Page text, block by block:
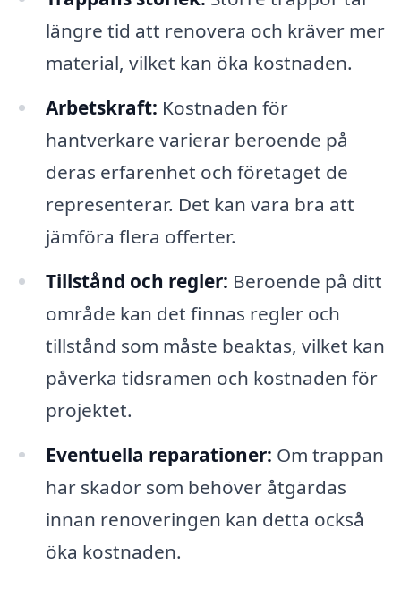
längre tid att renovera och kräver mer
material, vilket kan öka kostnaden.
Arbetskraft: Kostnaden för
hantverkare varierar beroende på
deras erfarenhet och företaget de
representerar. Det kan vara bra att
jämföra flera offerter.
Tillstånd och regler: Beroende på ditt
område kan det finnas regler och
tillstånd som måste beaktas, vilket kan
påverka tidsramen och kostnaden för
projektet.
Eventuella reparationer: Om trappan
har skador som behöver åtgärdas
innan renoveringen kan detta också
öka kostnaden.